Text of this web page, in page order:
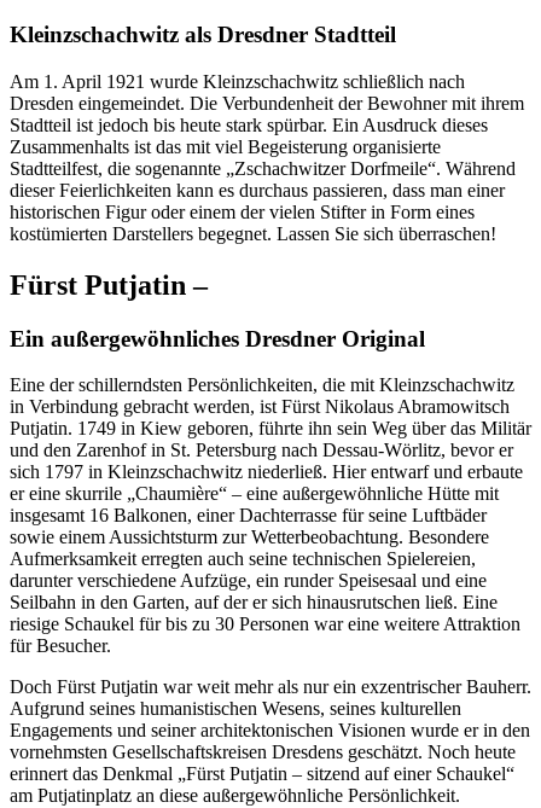
Kleinzschachwitz als Dresdner Stadtteil
Am 1. April 1921 wurde Kleinzschachwitz schließlich nach
Dresden eingemeindet. Die Verbundenheit der Bewohner mit ihrem
Stadtteil ist jedoch bis heute stark spürbar. Ein Ausdruck dieses
Zusammenhalts ist das mit viel Begeisterung organisierte
Stadtteilfest, die sogenannte „Zschachwitzer Dorfmeile“. Während
dieser Feierlichkeiten kann es durchaus passieren, dass man einer
historischen Figur oder einem der vielen Stifter in Form eines
kostümierten Darstellers begegnet. Lassen Sie sich überraschen!
Fürst Putjatin –
Ein außergewöhnliches Dresdner Original
Eine der schillerndsten Persönlichkeiten, die mit Kleinzschachwitz
in Verbindung gebracht werden, ist Fürst Nikolaus Abramowitsch
Putjatin. 1749 in Kiew geboren, führte ihn sein Weg über das Militär
und den Zarenhof in St. Petersburg nach Dessau-Wörlitz, bevor er
sich 1797 in Kleinzschachwitz niederließ. Hier entwarf und erbaute
er eine skurrile „Chaumière“ – eine außergewöhnliche Hütte mit
insgesamt 16 Balkonen, einer Dachterrasse für seine Luftbäder
sowie einem Aussichtsturm zur Wetterbeobachtung. Besondere
Aufmerksamkeit erregten auch seine technischen Spielereien,
darunter verschiedene Aufzüge, ein runder Speisesaal und eine
Seilbahn in den Garten, auf der er sich hinausrutschen ließ. Eine
riesige Schaukel für bis zu 30 Personen war eine weitere Attraktion
für Besucher.
Doch Fürst Putjatin war weit mehr als nur ein exzentrischer Bauherr.
Aufgrund seines humanistischen Wesens, seines kulturellen
Engagements und seiner architektonischen Visionen wurde er in den
vornehmsten Gesellschaftskreisen Dresdens geschätzt. Noch heute
erinnert das Denkmal „Fürst Putjatin – sitzend auf einer Schaukel“
am Putjatinplatz an diese außergewöhnliche Persönlichkeit.